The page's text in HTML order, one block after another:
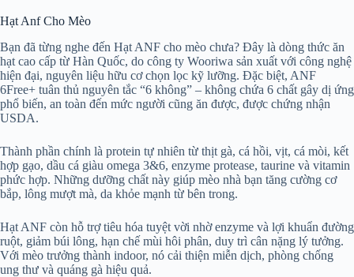
Hạt Anf Cho Mèo
Bạn đã từng nghe đến Hạt ANF cho mèo chưa? Đây là dòng thức ăn
hạt cao cấp từ Hàn Quốc, do công ty Wooriwa sản xuất với công nghệ
hiện đại, nguyên liệu hữu cơ chọn lọc kỹ lưỡng. Đặc biệt, ANF
6Free+ tuân thủ nguyên tắc “6 không” – không chứa 6 chất gây dị ứng
phổ biến, an toàn đến mức người cũng ăn được, được chứng nhận
USDA.
Thành phần chính là protein tự nhiên từ thịt gà, cá hồi, vịt, cá mòi, kết
hợp gạo, dầu cá giàu omega 3&6, enzyme protease, taurine và vitamin
phức hợp. Những dưỡng chất này giúp mèo nhà bạn tăng cường cơ
bắp, lông mượt mà, da khỏe mạnh từ bên trong.
Hạt ANF còn hỗ trợ tiêu hóa tuyệt vời nhờ enzyme và lợi khuẩn đường
ruột, giảm búi lông, hạn chế mùi hôi phân, duy trì cân nặng lý tưởng.
Với mèo trưởng thành indoor, nó cải thiện miễn dịch, phòng chống
ung thư và quáng gà hiệu quả.